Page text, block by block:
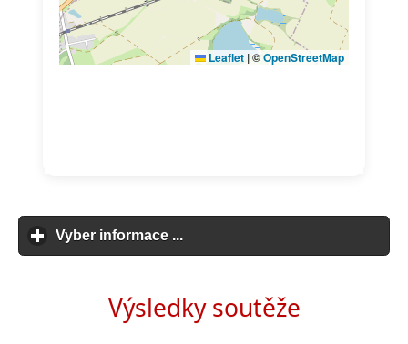
Vyber informace ...click to expand contents
Výsledky soutěže